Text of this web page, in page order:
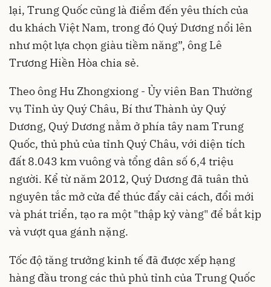
lại, Trung Quốc cũng là điểm đến yêu thích của
du khách Việt Nam, trong đó Quý Dương nổi lên
như một lựa chọn giàu tiềm năng”, ông Lê
Trương Hiền Hòa chia sẻ.
Theo ông Hu Zhongxiong - Ủy viên Ban Thường
vụ Tỉnh ủy Quý Châu, Bí thư Thành ủy Quý
Dương, Quý Dương nằm ở phía tây nam Trung
Quốc, thủ phủ của tỉnh Quý Châu, với diện tích
đất 8.043 km vuông và tổng dân số 6,4 triệu
người. Kể từ năm 2012, Quý Dương đã tuân thủ
nguyên tắc mở cửa để thúc đẩy cải cách, đổi mới
và phát triển, tạo ra một "thập kỷ vàng" để bắt kịp
và vượt qua gánh nặng.
Tốc độ tăng trưởng kinh tế đã được xếp hạng
hàng đầu trong các thủ phủ tỉnh của Trung Quốc